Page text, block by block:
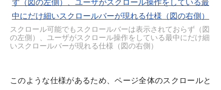
スクロール可能でもスクロールバーは表示されておらず（図
の左側）、ユーザがスクロール操作をしている最中にだけ細
いスクロールバーが現れる仕様（図の右側）
このような仕様があるため、ページ全体のスクロールと